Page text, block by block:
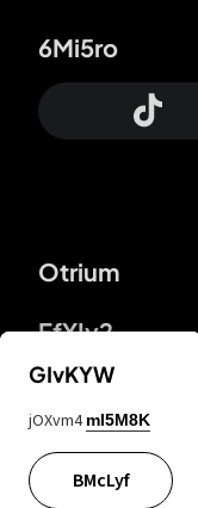
Otrium
FfYIy2
6Mi5ro
Lj7sBL
GIvKYW
jOXvm4 mI5M8K
BMcLyf